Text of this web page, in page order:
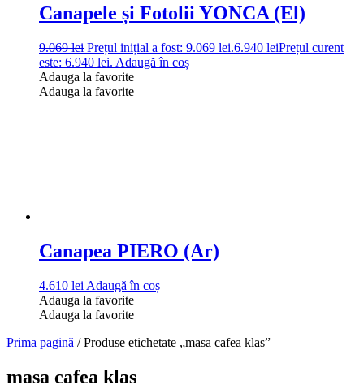
Canapele și Fotolii YONCA (El)
9.069lei Prețul inițial a fost: 9.069 lei.6.940 leiPrețul curent
este: 6.940 lei. Adaugă în coș
Adauga la favorite
Adauga la favorite
Canapea PIERO (Ar)
4.610 lei Adaugă în coș
Adauga la favorite
Adauga la favorite
Prima pagină / Produse etichetate „masa cafea klas”
masa cafea klas